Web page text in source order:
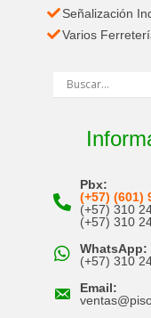
Señalización
Varios
Pbx:
(+57) (601)
(+57) 310
(+57) 310
WhatsApp:
(+57) 310
Email: